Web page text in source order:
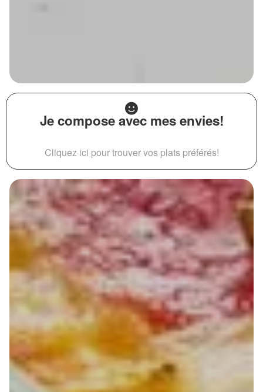
Je compose avec mes envies!
Cliquez ici pour trouver vos plats préférés!